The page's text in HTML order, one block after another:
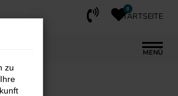
0
STARTSEITE
MENÜ
zu